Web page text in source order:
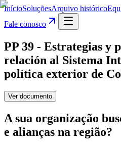
InícioSoluçõesArquivo histórico
Fale conosco
PP 39 - Estrategias y
relación al Sistema
política exterior de
Ver documento
A sua organização
e alianças na região?